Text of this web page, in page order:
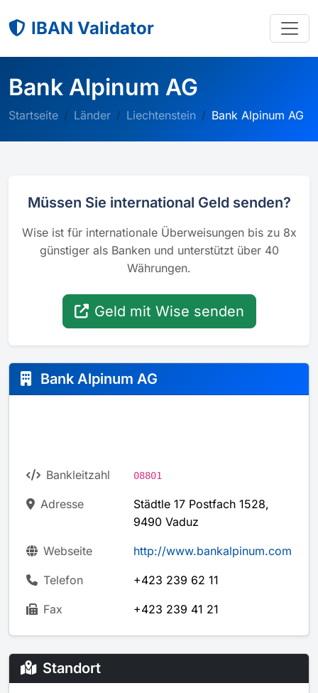
IBAN Validator
Bank Alpinum AG
Startseite Länder Liechtenstein Bank Alpinum AG
Müssen Sie international Geld senden?
Wise ist für internationale Überweisungen bis zu 8x
günstiger als Banken und unterstützt über 40
Währungen.
Geld mit Wise senden
Bank Alpinum AG
Bankleitzahl 08801
Adresse
Städtle 17 Postfach 1528,
9490 Vaduz
Webseite http://www.bankalpinum.com
Telefon +423 239 62 11
Fax +423 239 41 21
Standort